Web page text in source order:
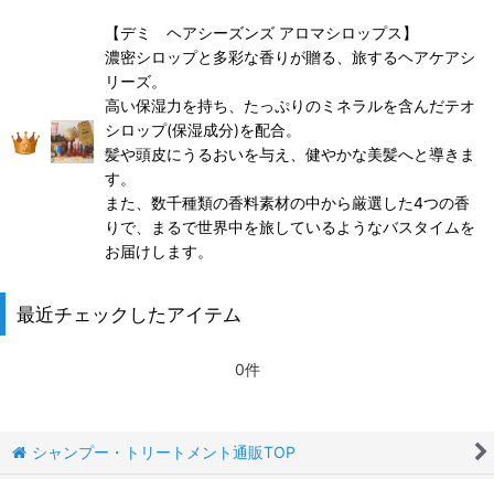
【デミ ヘアシーズンズ アロマシロップス】
濃密シロップと多彩な香りが贈る、旅するヘアケアシ
リーズ。
高い保湿力を持ち、たっぷりのミネラルを含んだテオ
シロップ(保湿成分)を配合。
髪や頭皮にうるおいを与え、健やかな美髪へと導きま
す。
また、数千種類の香料素材の中から厳選した4つの香
りで、まるで世界中を旅しているようなバスタイムを
お届けします。
最近チェックしたアイテム
0件
シャンプー・トリートメント通販TOP